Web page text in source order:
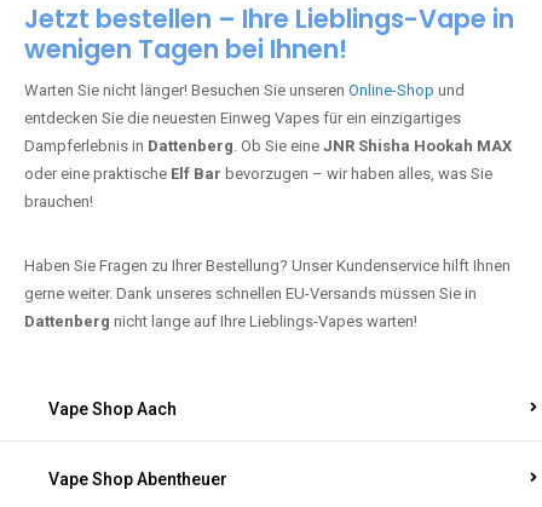
Jetzt bestellen – Ihre Lieblings-Vape in
wenigen Tagen bei Ihnen!
Warten Sie nicht länger! Besuchen Sie unseren Online-Shop und
entdecken Sie die neuesten Einweg Vapes für ein einzigartiges
Dampferlebnis in Dattenberg. Ob Sie eine JNR Shisha Hookah MAX
oder eine praktische Elf Bar bevorzugen – wir haben alles, was Sie
brauchen!
Haben Sie Fragen zu Ihrer Bestellung? Unser Kundenservice hilft Ihnen
gerne weiter. Dank unseres schnellen EU-Versands müssen Sie in
Dattenberg nicht lange auf Ihre Lieblings-Vapes warten!
Vape Shop Aach
Vape Shop Abentheuer